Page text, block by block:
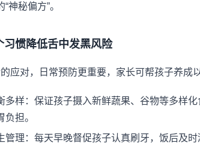
神秘偏方”。
习惯降低舌中发黑风险
应对，日常预防更重要，家长可帮孩子养成
多样：保证孩子摄入新鲜蔬果、谷物等多样
担。
管理：每天早晚督促孩子认真刷牙，饭后及